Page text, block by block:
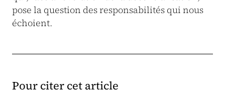
pose la question des responsabilités qui nous
échoient.
Pour citer cet article